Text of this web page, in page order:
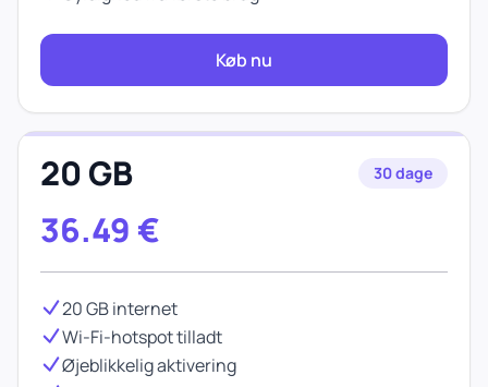
Køb nu
20 GB 30 dage
36.49 €
20 GB internet
Wi-Fi-hotspot tilladt
Øjeblikkelig aktivering